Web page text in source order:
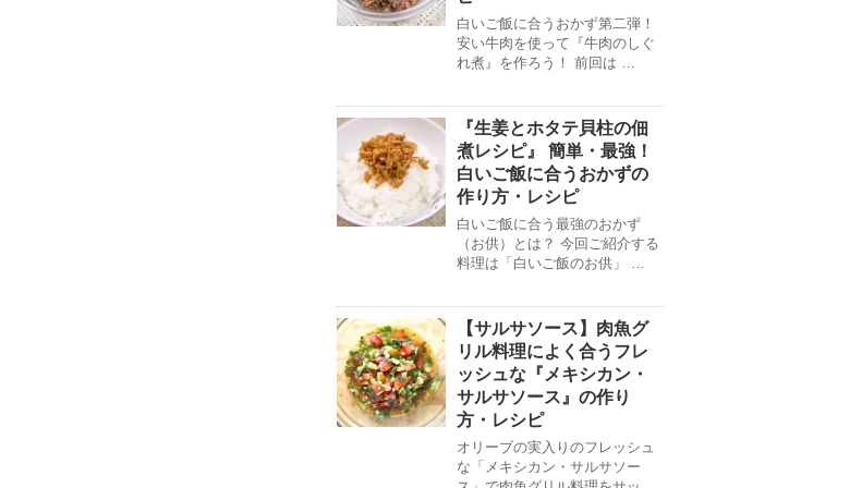
白いご飯に合うおかず第二弾！
安い牛肉を使って『牛肉のしぐ
れ煮』を作ろう！ 前回は …
『生姜とホタテ貝柱の佃
煮レシピ』 簡単・最強！
白いご飯に合うおかずの
作り方・レシピ
白いご飯に合う最強のおかず
（お供）とは？ 今回ご紹介する
料理は「白いご飯のお供」 …
【サルサソース】肉魚グ
リル料理によく合うフレ
ッシュな『メキシカン・
サルサソース』の作り
方・レシピ
オリーブの実入りのフレッシュ
な「メキシカン・サルサソー